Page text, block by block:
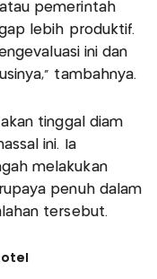
pemerintah
lebih produktif.
ini dan
tambahnya.
tinggal diam
ini. Ia
melakukan
penuh dalam
tersebut.